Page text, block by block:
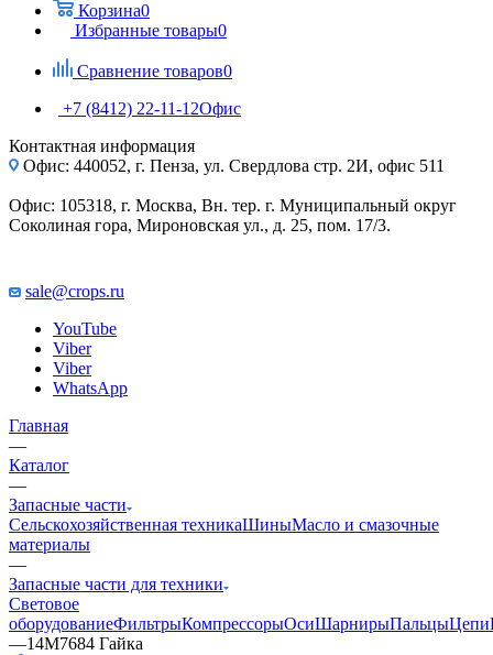
Корзина0
Избранные товары0
Сравнение товаров0
+7 (8412) 22-11-12Офис
Контактная информация
Офис: 440052, г. Пенза, ул. Свердлова стр. 2И, офис 511
Офис: 105318, г. Москва, Вн. тер. г. Муниципальный округ
Соколиная гора, Мироновская ул., д. 25, пом. 17/3.
sale@crops.ru
YouTube
Viber
Viber
WhatsApp
Главная
—
Каталог
—
Запасные части
Сельскохозяйственная техникаШиныМасло и смазочные
материалы
—
Запасные части для техники
Световое
оборудованиеФильтрыКомпрессорыОсиШарнирыПальцыЦепи
—14M7684 Гайка